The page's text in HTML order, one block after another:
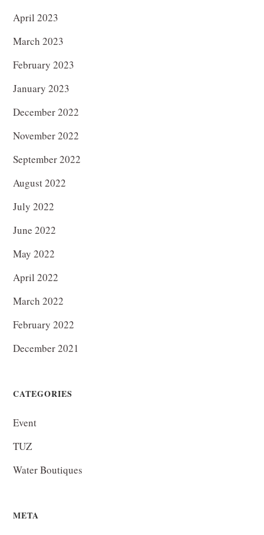
April 2023
March 2023
February 2023
January 2023
December 2022
November 2022
September 2022
August 2022
July 2022
June 2022
May 2022
April 2022
March 2022
February 2022
December 2021
CATEGORIES
Event
TUZ
Water Boutiques
META